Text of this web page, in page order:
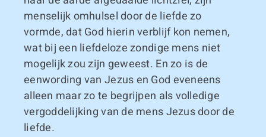
menselijk omhulsel door de liefde zo
vormde, dat God hierin verblijf kon nemen,
wat bij een liefdeloze zondige mens niet
mogelijk zou zijn geweest. En zo is de
eenwording van Jezus en God eveneens
alleen maar zo te begrijpen als volledige
vergoddelijking van de mens Jezus door de
liefde.